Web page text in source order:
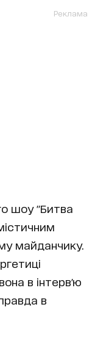
Реклама
шоу "Битва
майданчику.
в інтерв'ю
в